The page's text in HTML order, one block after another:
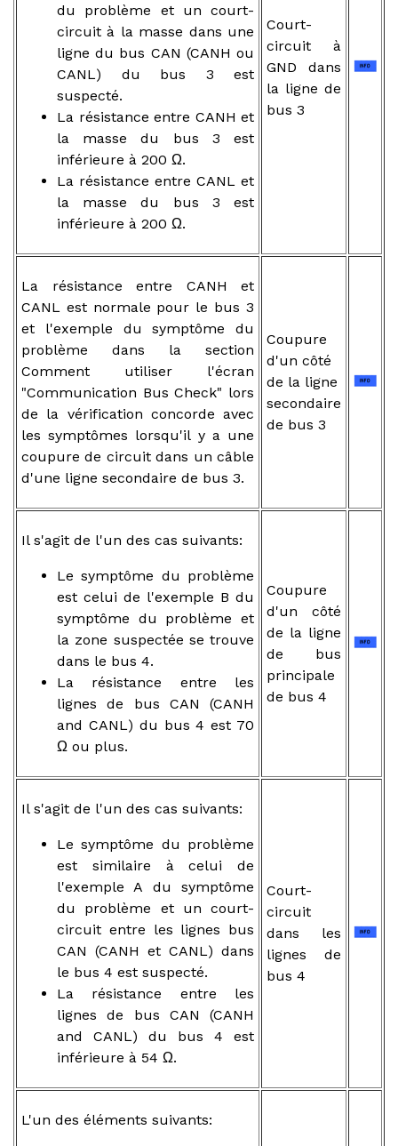
du problème et un court-
circuit à la masse dans une
ligne du bus CAN (CANH ou
CANL) du bus 3 est
suspecté.
La résistance entre CANH et
la masse du bus 3 est
inférieure à 200 Ω.
La résistance entre CANL et
la masse du bus 3 est
inférieure à 200 Ω.
Court-
circuit à
GND dans
la ligne de
bus 3
La résistance entre CANH et
CANL est normale pour le bus 3
et l'exemple du symptôme du
problème dans la section
Comment utiliser l'écran
"Communication Bus Check" lors
de la vérification concorde avec
les symptômes lorsqu'il y a une
coupure de circuit dans un câble
d'une ligne secondaire de bus 3.
Coupure
d'un côté
de la ligne
secondaire
de bus 3
Il s'agit de l'un des cas suivants:
Le symptôme du problème
est celui de l'exemple B du
symptôme du problème et
la zone suspectée se trouve
dans le bus 4.
La résistance entre les
lignes de bus CAN (CANH
and CANL) du bus 4 est 70
Ω ou plus.
Coupure
d'un côté
de la ligne
de bus
principale
de bus 4
Il s'agit de l'un des cas suivants:
Le symptôme du problème
est similaire à celui de
l'exemple A du symptôme
du problème et un court-
circuit entre les lignes bus
CAN (CANH et CANL) dans
le bus 4 est suspecté.
La résistance entre les
lignes de bus CAN (CANH
and CANL) du bus 4 est
inférieure à 54 Ω.
Court-
circuit
dans les
lignes de
bus 4
L'un des éléments suivants: